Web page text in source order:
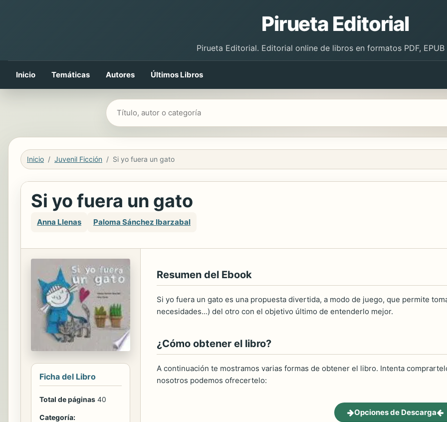
Pirueta Editorial
Pirueta Editorial. Editorial online de libros en formatos PDF, EPUB
Inicio Temáticas Autores Últimos Libros
Buscar libros
Inicio Juvenil Ficción Si yo fuera un gato
Si yo fuera un gato
Anna Llenas Paloma Sánchez Ibarzabal
Ficha del Libro
Total de páginas 40
Categoría:
Resumen del Ebook
Si yo fuera un gato es una propuesta divertida, a modo de juego, que permite
necesidades...) del otro con el objetivo último de entenderlo mejor.
¿Cómo obtener el libro?
A continuación te mostramos varias formas de obtener el libro. Intenta
nosotros podemos ofrecertelo:
Opciones de Descarga